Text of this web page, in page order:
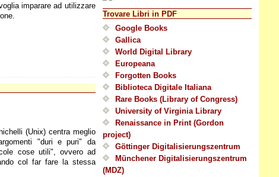
imparare ad utilizzare
(Unix) centra meglio
"duri e puri" da
cose utili", ovvero ad
col far fare la stessa
Trovare Libri in PDF
Google Books
Gallica
World Digital Library
Europeana
Forgotten Books
Biblioteca Digitale Italiana
Rare Books (Library of Congress)
University of Virginia Library
Renaissance in Print (Gordon
project)
Göttinger Digitalisierungszentrum
Münchener Digitalisierungszentrum
(MDZ)